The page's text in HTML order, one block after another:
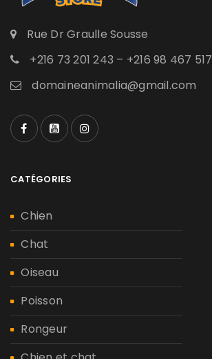
Rue Dr Graulle Sousse
+216 73 201 243 – +216 98 467 517
domaineanimalia@gmail.com
CATÉGORIES
Chien
Chat
Oiseau
Poisson
Rongeur